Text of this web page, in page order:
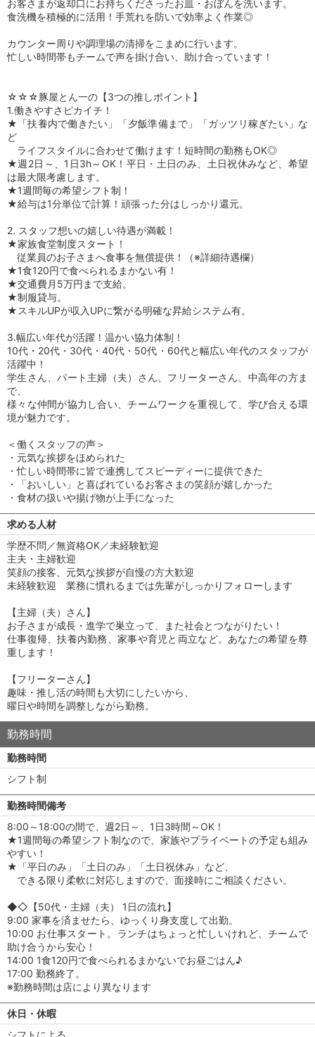
お客さまが返却口にお持ちくださったお皿・おぼんを洗います。
食洗機を積極的に活用！手荒れを防いで効率よく作業◎
カウンター周りや調理場の清掃をこまめに行います。
忙しい時間帯もチームで声を掛け合い、助け合っています！
☆☆☆豚屋とん一の【3つの推しポイント】
1.働きやすさピカイチ！
★「扶養内で働きたい」「夕飯準備まで」「ガッツリ稼ぎたい」な
ど
ライフスタイルに合わせて働けます！短時間の勤務もOK◎
★週2日～、1日3h～OK！平日・土日のみ、土日祝休みなど、希望
は最大限考慮します。
★1週間毎の希望シフト制！
★給与は1分単位で計算！頑張った分はしっかり還元。
2. スタッフ想いの嬉しい待遇が満載！
★家族食堂制度スタート！
従業員のお子さまへ食事を無償提供！（※詳細待遇欄）
★1食120円で食べられるまかない有！
★交通費月5万円まで支給。
★制服貸与。
★スキルUPが収入UPに繋がる明確な昇給システム有。
3.幅広い年代が活躍！温かい協力体制！
10代・20代・30代・40代・50代・60代と幅広い年代のスタッフが
活躍中！
学生さん、パート主婦（夫）さん、フリーターさん、中高年の方ま
で、
様々な仲間が協力し合い、チームワークを重視して、学び合える環
境が魅力です。
＜働くスタッフの声＞
・元気な挨拶をほめられた
・忙しい時間帯に皆で連携してスピーディーに提供できた
・「おいしい」と喜ばれているお客さまの笑顔が嬉しかった
・食材の扱いや揚げ物が上手になった
求める人材
学歴不問／無資格OK／未経験歓迎
主夫・主婦歓迎
笑顔の接客、元気な挨拶が自慢の方大歓迎
未経験歓迎 業務に慣れるまでは先輩がしっかりフォローします
【主婦（夫）さん】
お子さまが成長・進学で巣立って、また社会とつながりたい！
仕事復帰、扶養内勤務、家事や育児と両立など。あなたの希望を尊
重します！
【フリーターさん】
趣味・推し活の時間も大切にしたいから、
曜日や時間を調整しながら勤務。
勤務時間
勤務時間
シフト制
勤務時間備考
8:00～18:00の間で、週2日～、1日3時間～OK！
★1週間毎の希望シフト制なので、家族やプライベートの予定も組み
やすい！
★「平日のみ」「土日のみ」「土日祝休み」など、
できる限り柔軟に対応しますので、面接時にご相談ください。
◆◇【50代・主婦（夫） 1日の流れ】
9:00 家事を済ませたら、ゆっくり身支度して出勤。
10:00 お仕事スタート。ランチはちょっと忙しいけれど、チームで
助け合うから安心！
14:00 1食120円で食べられるまかないでお昼ごはん♪
17:00 勤務終了。
※勤務時間は店により異なります
休日・休暇
シフトによる